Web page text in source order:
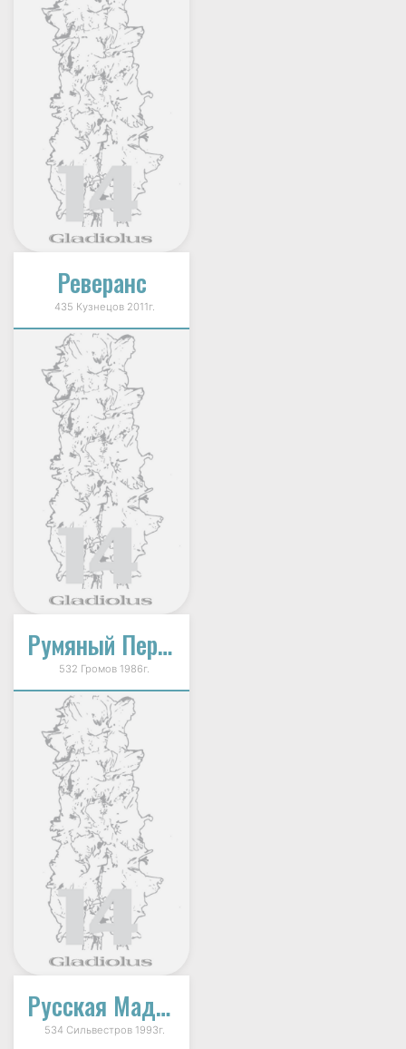
Реверанс
435 Кузнецов 2011г.
Румяный Персик
532 Громов 1986г.
Русская Мадонна
534 Сильвестров 1993г.